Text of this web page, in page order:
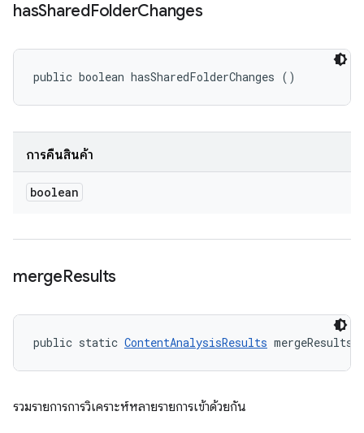
hasSharedFolderChanges
public boolean hasSharedFolderChanges ()
การคืนสินค้า
boolean
mergeResults
public static ContentAnalysisResults
รวมรายการการวิเคราะห์หลายรายการเข้าด้วยกัน